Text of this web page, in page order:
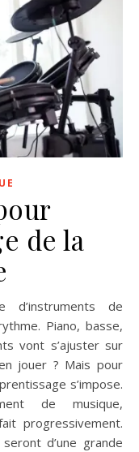
de la
Piano, basse,
vont s’ajuster sur
jouer ? Mais pour
s’impose.
de musique,
progressivement.
d’une grande